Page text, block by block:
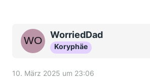
WorriedDad
Koryphäe
10. März 2025 um 23:06